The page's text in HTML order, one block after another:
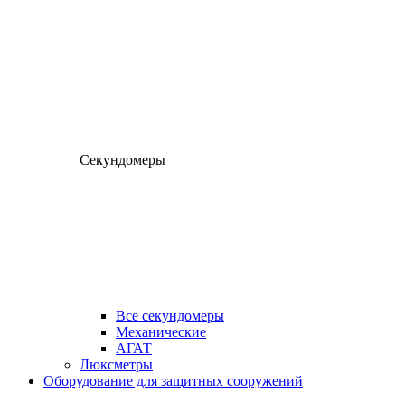
Секундомеры
Все секундомеры
Механические
АГАТ
Люксметры
Оборудование для защитных сооружений